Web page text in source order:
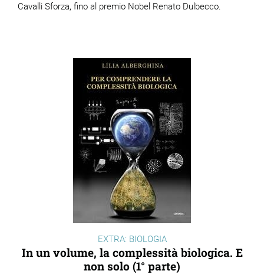
Cavalli Sforza, fino al premio Nobel Renato Dulbecco.
EXTRA: BIOLOGIA
In un volume, la complessità biologica. E
non solo (1° parte)